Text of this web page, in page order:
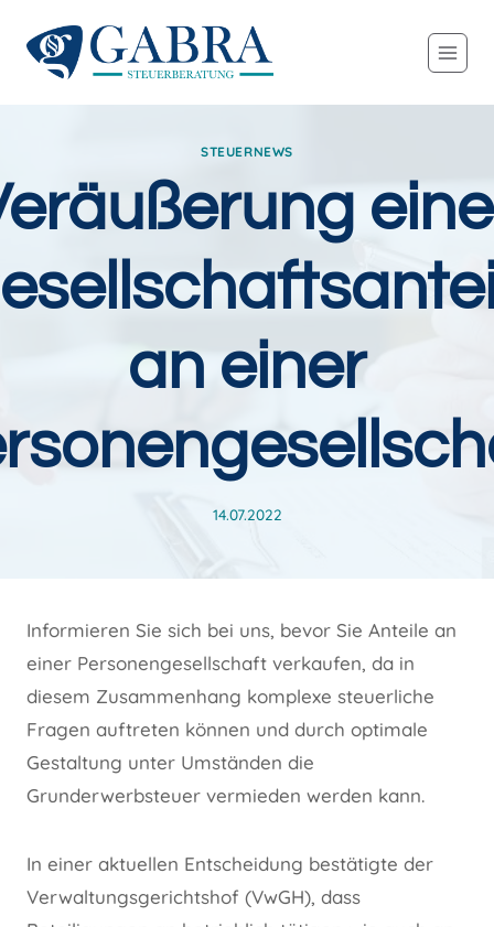
Inhalt
springen
STEUERNEWS
an einer
14.07.2022
Informieren Sie sich bei uns, bevor Sie Anteile an
einer Personengesellschaft verkaufen, da in
diesem Zusammenhang komplexe steuerliche
Fragen auftreten können und durch optimale
Gestaltung unter Umständen die
Grunderwerbsteuer vermieden werden kann.
In einer aktuellen Entscheidung bestätigte der
Verwaltungsgerichtshof (VwGH), dass